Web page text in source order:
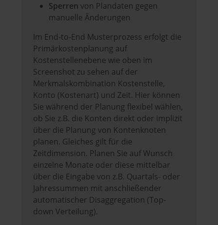
Sperren von Plandaten gegen
manuelle Änderungen
Im End-to-End Musterprozess erfolgt die
Primärkostenplanung auf
Kostenstellenebene wie oben im
Screenshot zu sehen auf der
Merkmalskombination Kostenstelle,
Konto (Kostenart) und Zeit. Hier können
Sie während der Planung flexibel wählen,
ob Sie z.B. die Konten direkt oder implizit
über die Planung von Kontenknoten
planen. Gleiches gilt für die
Zeitdimension. Planen Sie auf Wunsch
einzelne Monate oder diese mittelbar
über die Eingabe von z.B. Quartals- oder
Jahressummen mit anschließender
automatischer Disaggregation (Top-
down Verteilung).